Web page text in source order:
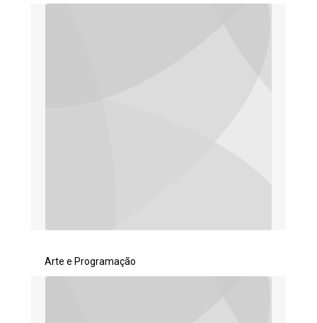
Arte e Programação